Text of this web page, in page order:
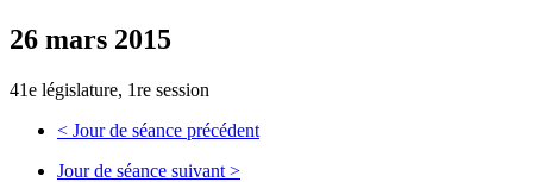
26 mars 2015
41e législature, 1re session
< Jour de séance précédent
Jour de séance suivant >